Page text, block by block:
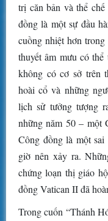
trị căn bản và thể
đồng là một sự đầu
cuồng nhiệt hơn
thuyết âm mưu có
không có cơ sở trên
hoài cổ và những
lịch sử tưởng tượng
những năm 50 – một
Công đồng là một
giờ nên xảy ra.
chứng loạn thị giáo
đồng Vatican II đã
Trong cuốn “Thánh